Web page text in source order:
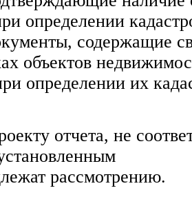
определении
содержащие
объектов
определении их
отчета, не
установленным в
рассмотрению.